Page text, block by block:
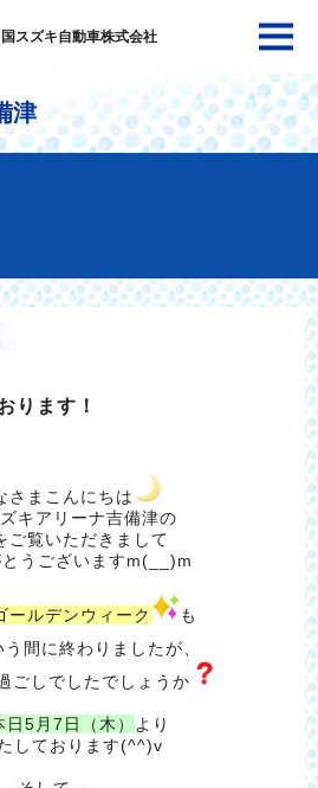
スズキ自動車株式会社
津
ります！
さまこんにちは
キアリーナ吉備津の
ご覧いただきまして
うございますm(__)m
ールデンウィーク
も
う間に終わりましたが、
ごしでしたでしょうか
日5月7日（木）
より
しております(^^)v